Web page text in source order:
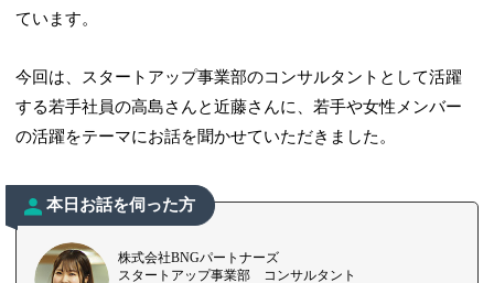
ています。
今回は、スタートアップ事業部のコンサルタントとして活躍
する若手社員の高島さんと近藤さんに、若手や女性メンバー
の活躍をテーマにお話を聞かせていただきました。
本日お話を伺った方
株式会社BNGパートナーズ
スタートアップ事業部 コンサルタント